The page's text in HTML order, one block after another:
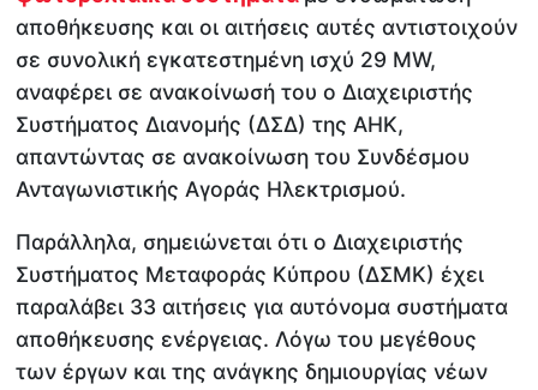
αποθήκευσης και οι αιτήσεις αυτές αντιστοιχούν
σε συνολική εγκατεστημένη ισχύ 29 MW,
αναφέρει σε ανακοίνωσή του ο Διαχειριστής
Συστήματος Διανομής (ΔΣΔ) της ΑΗΚ,
απαντώντας σε ανακοίνωση του Συνδέσμου
Ανταγωνιστικής Αγοράς Ηλεκτρισμού.
Παράλληλα, σημειώνεται ότι ο Διαχειριστής
Συστήματος Μεταφοράς Κύπρου (ΔΣΜΚ) έχει
παραλάβει 33 αιτήσεις για αυτόνομα συστήματα
αποθήκευσης ενέργειας. Λόγω του μεγέθους
των έργων και της ανάγκης δημιουργίας νέων